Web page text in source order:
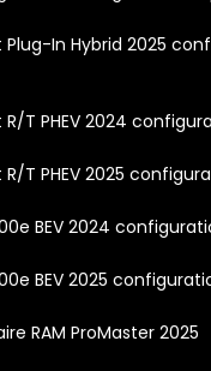
Plug-In Hybrid 2025
T PHEV 2024
T PHEV 2025
BEV 2024
BEV 2025
RAM ProMaster 2025